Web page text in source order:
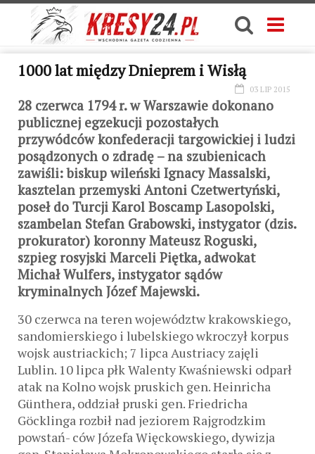
1000 lat między Dnieprem i Wisłą
03 LIP 2015
28 czerwca 1794 r. w Warszawie dokonano
publicznej egzekucji pozostałych
przywódców konfederacji targowickiej i ludzi
posądzonych o zdradę – na szubienicach
zawiśli: biskup wileński Ignacy Massalski,
kasztelan przemyski Antoni Czetwertyński,
poseł do Turcji Karol Boscamp Lasopolski,
szambelan Stefan Grabowski, instygator (dzis.
prokurator) koronny Mateusz Roguski,
szpieg rosyjski Marceli Piętka, adwokat
Michał Wulfers, instygator sądów
kryminalnych Józef Majewski.
30 czerwca na teren województw krakowskiego,
sandomierskiego i lubelskiego wkroczył korpus
wojsk austriackich; 7 lipca Austriacy zajęli
Lublin. 10 lipca płk Walenty Kwaśniewski odparł
atak na Kolno wojsk pruskich gen. Heinricha
Günthera, oddział pruski gen. Friedricha
Göcklinga rozbił nad jeziorem Rajgrodzkim
powstań- ców Józefa Więckowskiego, dywizja